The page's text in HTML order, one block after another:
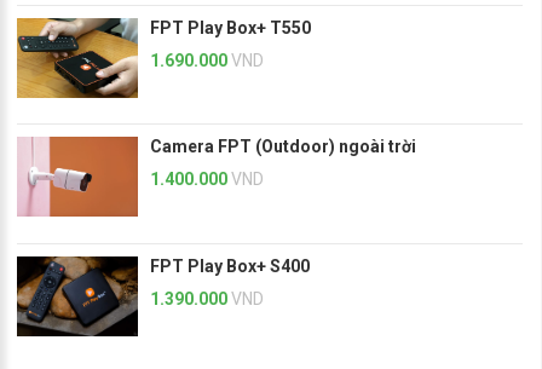
FPT Play Box+ T550
1.690.000VND
Camera FPT (Outdoor) ngoài trời
1.400.000VND
FPT Play Box+ S400
1.390.000VND